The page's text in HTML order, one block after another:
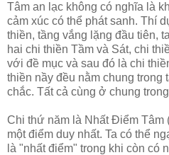
Tâm an lạc không có nghĩa là
cảm xúc có thể phát sanh. Thí
thiền, tầng vắng lặng đầu tiên,
hai chi thiền Tầm và Sát, chi
với đề mục và sau đó là chi
thiền nầy đều nằm chung trong
chắc. Tất cả cùng ở chung
Chi thứ năm là Nhất Điểm Tâm
một điểm duy nhất. Ta có thể
là "nhất điểm" trong khi còn có